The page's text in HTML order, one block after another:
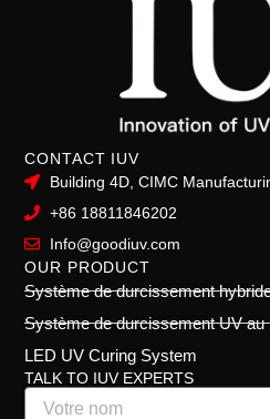
CONTACT IUV
Building 4D, CIMC
+86 18811846202
Info@goodiuv.com
OUR PRODUCT
Système de durcissement
Système de durcissement UV au
LED UV Curing System
TALK TO IUV EXPERTS